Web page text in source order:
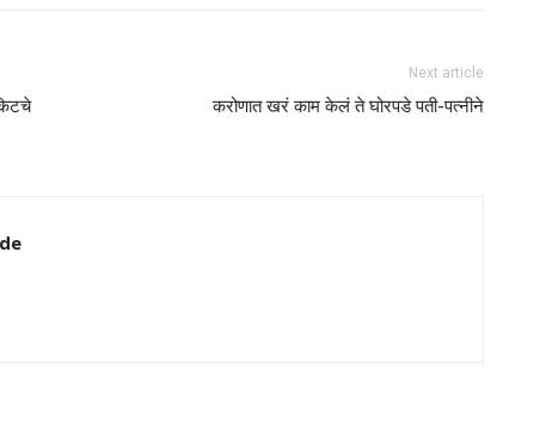
Next article
करोणात खरं काम केलं ते घोरपडे पती-पत्नीने